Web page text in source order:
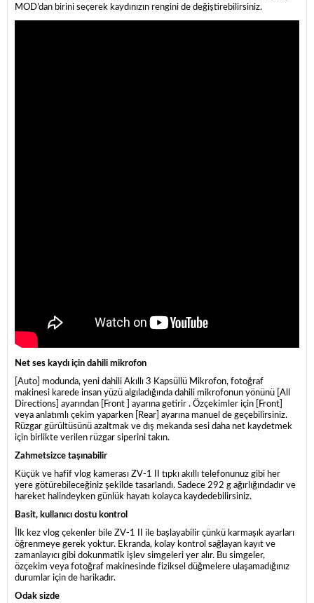
MOD’dan birini seçerek kaydınızın rengini de değiştirebilirsiniz.
Net ses kaydı için dahili mikrofon
[Auto] modunda, yeni dahili Akıllı 3 Kapsüllü Mikrofon, fotoğraf
makinesi karede insan yüzü algıladığında dahili mikrofonun yönünü [All
Directions] ayarından [Front ] ayarına getirir . Özçekimler için [Front]
veya anlatımlı çekim yaparken [Rear] ayarına manuel de geçebilirsiniz.
Rüzgar gürültüsünü azaltmak ve dış mekanda sesi daha net kaydetmek
için birlikte verilen rüzgar siperini takın.
Zahmetsizce taşınabilir
Küçük ve hafif vlog kamerası ZV-1 II tıpkı akıllı telefonunuz gibi her
yere götürebileceğiniz şekilde tasarlandı. Sadece 292 g ağırlığındadır ve
hareket halindeyken günlük hayatı kolayca kaydedebilirsiniz.
Basit, kullanıcı dostu kontrol
İlk kez vlog çekenler bile ZV-1 II ile başlayabilir çünkü karmaşık ayarları
öğrenmeye gerek yoktur. Ekranda, kolay kontrol sağlayan kayıt ve
zamanlayıcı gibi dokunmatik işlev simgeleri yer alır. Bu simgeler,
özçekim veya fotoğraf makinesinde fiziksel düğmelere ulaşamadığınız
durumlar için de harikadır.
Odak sizde